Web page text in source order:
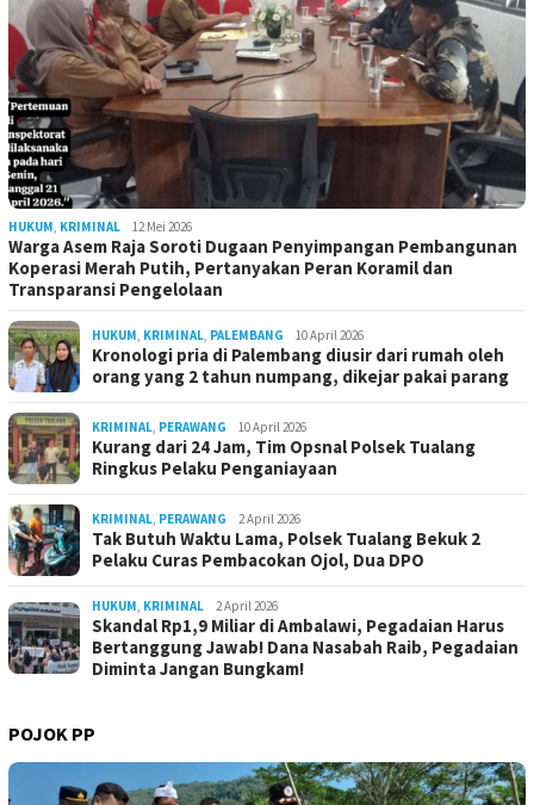
HUKUM, KRIMINAL 12 Mei 2026
Warga Asem Raja Soroti Dugaan Penyimpangan Pembangunan
Koperasi Merah Putih, Pertanyakan Peran Koramil dan
Transparansi Pengelolaan
HUKUM, KRIMINAL, PALEMBANG 10 April 2026
Kronologi pria di Palembang diusir dari rumah oleh
orang yang 2 tahun numpang, dikejar pakai parang
KRIMINAL, PERAWANG 10 April 2026
Kurang dari 24 Jam, Tim Opsnal Polsek Tualang
Ringkus Pelaku Penganiayaan
KRIMINAL, PERAWANG 2 April 2026
Tak Butuh Waktu Lama, Polsek Tualang Bekuk 2
Pelaku Curas Pembacokan Ojol, Dua DPO
HUKUM, KRIMINAL 2 April 2026
Skandal Rp1,9 Miliar di Ambalawi, Pegadaian Harus
Bertanggung Jawab! Dana Nasabah Raib, Pegadaian
Diminta Jangan Bungkam!
POJOK PP